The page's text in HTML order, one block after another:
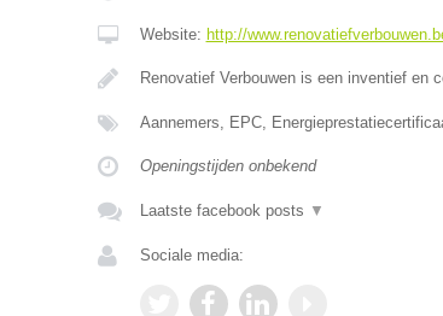
Website: http://
Renovatief Verbouwen is een inventief en
Aannemers, EPC,
Openingstijden onbekend
Laatste facebook posts ▼
Sociale media: